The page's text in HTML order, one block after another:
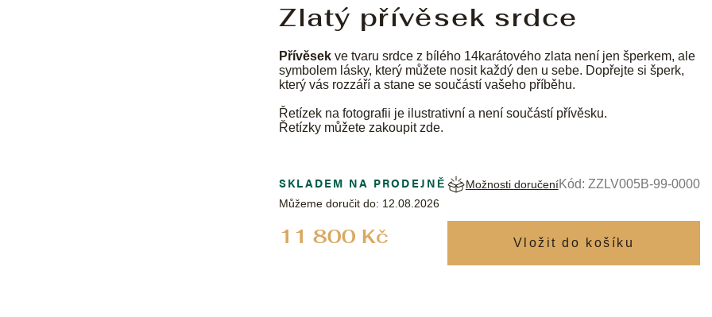
Zlatý přívěsek srdce
Přívěsek ve tvaru srdce z bílého 14karátového zlata není jen šperkem, ale
symbolem lásky, který můžete nosit každý den u sebe. Dopřejte si šperk,
který vás rozzáří a stane se součástí vašeho příběhu.
Řetízek na fotografii je ilustrativní a není součástí přívěsku.
Řetízky můžete zakoupitzde.
11 800 Kč
SKLADEM NA PRODEJNĚ
Můžeme doručit do: 12.08.2026
Možnosti doručeníKód: ZZLV005B-99-0000